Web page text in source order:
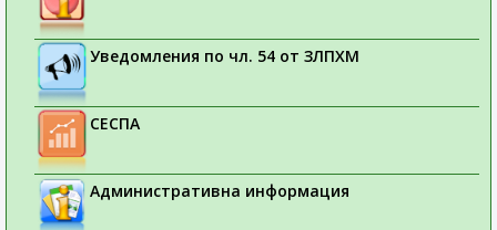
Уведомления по чл. 54 от ЗЛПХМ
СЕСПА
Административна информация